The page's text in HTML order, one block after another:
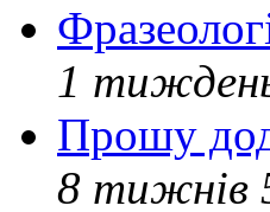
1
Прошу
8 тижнів